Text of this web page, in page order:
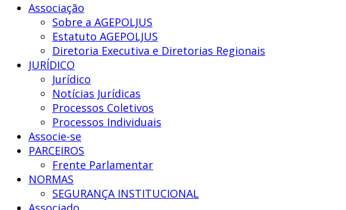
Nacional
Agentes
Judiciária
Associação
Sobre a AGEPOLJUS
Estatuto AGEPOLJUS
Diretoria Executiva e Diretorias Regionais
JURÍDICO
Jurídico
Notícias Jurídicas
Processos Coletivos
Processos Individuais
Associe-se
PARCEIROS
Frente Parlamentar
NORMAS
SEGURANÇA INSTITUCIONAL